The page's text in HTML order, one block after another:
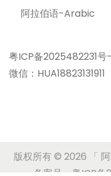
阿拉伯语-Arabic
粤ICP备2025482231号-
微信：HUA18823131911
版权所有 © 2026 「